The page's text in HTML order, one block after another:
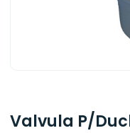
Valvula P/